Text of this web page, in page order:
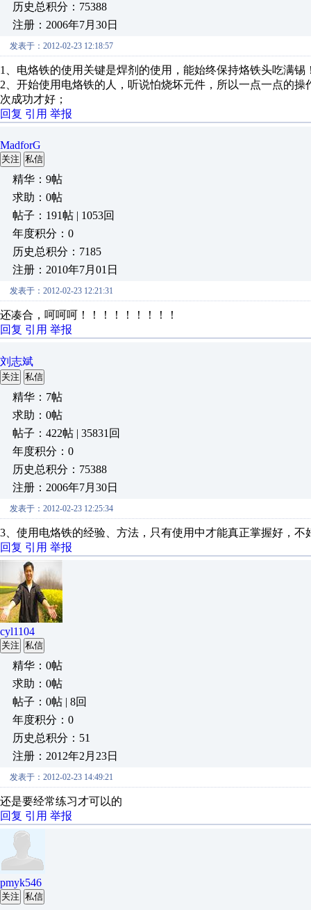
历史总积分：75388
注册：2006年7月30日
发表于：2012-02-23 12:18:57
1、电烙铁的使用关键是焊剂的使用，能始终保持烙铁头吃满锡
2、开始使用电烙铁的人，听说怕烧坏元件，所以一点一点的
次成功才好；
回复 引用 举报
MadforG
关注 私信
精华：9帖
求助：0帖
帖子：191帖 | 1053回
年度积分：0
历史总积分：7185
注册：2010年7月01日
发表于：2012-02-23 12:21:31
还凑合，呵呵呵！！！！！！！！！
回复 引用 举报
刘志斌
关注 私信
精华：7帖
求助：0帖
帖子：422帖 | 35831回
年度积分：0
历史总积分：75388
注册：2006年7月30日
发表于：2012-02-23 12:25:34
3、使用电烙铁的经验、方法，只有使用中才能真正掌握好，不
回复 引用 举报
cyl1104
关注 私信
精华：0帖
求助：0帖
帖子：0帖 | 8回
年度积分：0
历史总积分：51
注册：2012年2月23日
发表于：2012-02-23 14:49:21
还是要经常练习才可以的
回复 引用 举报
pmyk546
关注 私信